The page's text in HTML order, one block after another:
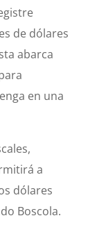
de dólares
abarca
en una
a
dólares
Boscola.